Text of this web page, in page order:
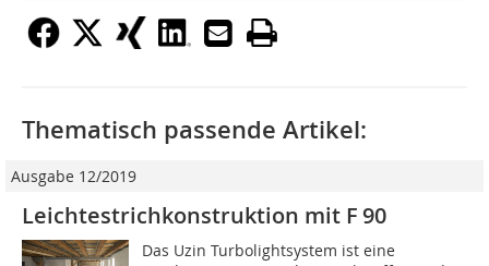
Thematisch passende Artikel:
Ausgabe 12/2019
Leichtestrichkonstruktion mit F 90
Das Uzin Turbolightsystem ist eine